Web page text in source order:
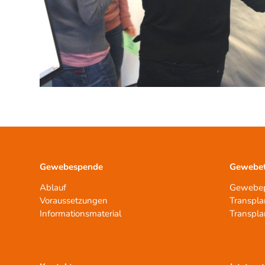
Gewebespende
Ablauf
Voraussetzungen
Informationsmaterial